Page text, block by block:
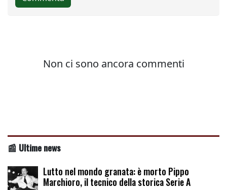
📰 Ultime news
Lutto nel mondo granata: è morto Pippo
Marchioro, il tecnico della storica Serie A